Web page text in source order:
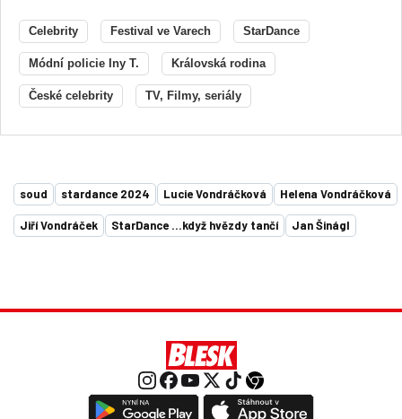
Celebrity Festival ve Varech StarDance
Módní policie Iny T. Královská rodina
České celebrity TV, Filmy, seriály
soud stardance 2024 Lucie Vondráčková Helena Vondráčková
Jiří Vondráček StarDance …když hvězdy tančí Jan Šinágl